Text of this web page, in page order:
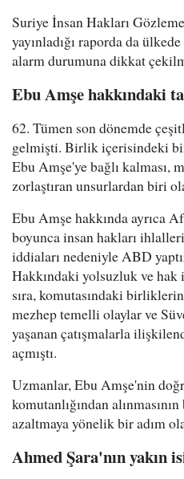
Suriye İnsan Hakları
yayınladığı raporda da
alarm durumuna dikkat
Ebu Amşe hakkındaki
62. Tümen son dönemde
gelmişti. Birlik içerisindeki
Ebu Amşe'ye bağlı kalması,
zorlaştıran unsurlardan biri
Ebu Amşe hakkında ayrıca
boyunca insan hakları
iddiaları nedeniyle ABD
Hakkındaki yolsuzluk ve hak
sıra, komutasındaki
mezhep temelli olaylar ve
yaşanan çatışmalarla
açmıştı.
Uzmanlar, Ebu Amşe'nin
komutanlığından
azaltmaya yönelik bir adım
Ahmed Şara'nın yakın